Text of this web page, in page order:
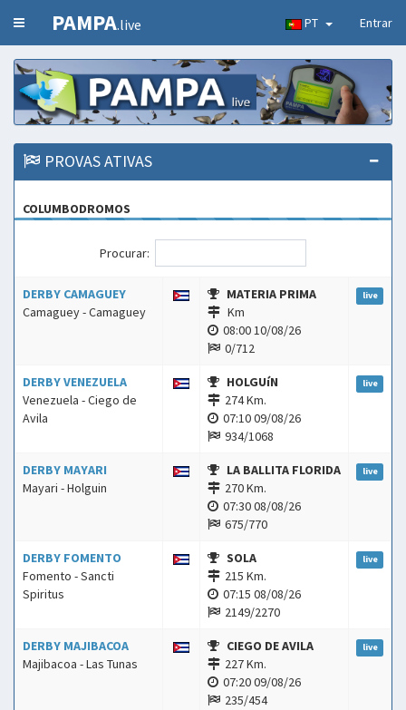
PAMPA.live PT Entrar
PROVAS ATIVAS
COLUMBODROMOS
Procurar:
DERBY CAMAGUEY
Camaguey - Camaguey
MATERIA PRIMA
Km
08:00 10/08/26
0/712
live
DERBY VENEZUELA
Venezuela - Ciego de
Avila
HOLGUíN
274 Km.
07:10 09/08/26
934/1068
live
DERBY MAYARI
Mayari - Holguin
LA BALLITA FLORIDA
270 Km.
07:30 08/08/26
675/770
live
DERBY FOMENTO
Fomento - Sancti
Spiritus
SOLA
215 Km.
07:15 08/08/26
2149/2270
live
DERBY MAJIBACOA
Majibacoa - Las Tunas
CIEGO DE AVILA
227 Km.
07:20 09/08/26
235/454
live